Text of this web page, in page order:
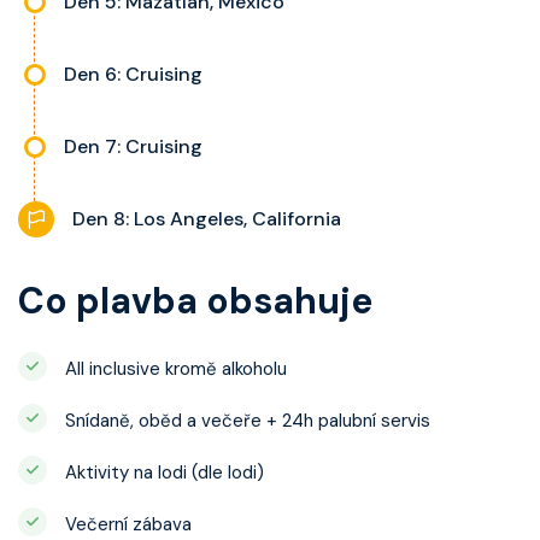
Den 6: Cruising
Den 7: Cruising
Den 8: Los Angeles, California
Co plavba obsahuje
All inclusive kromě alkoholu
Snídaně, oběd a večeře + 24h palubní servis
Aktivity na lodi (dle lodi)
Večerní zábava